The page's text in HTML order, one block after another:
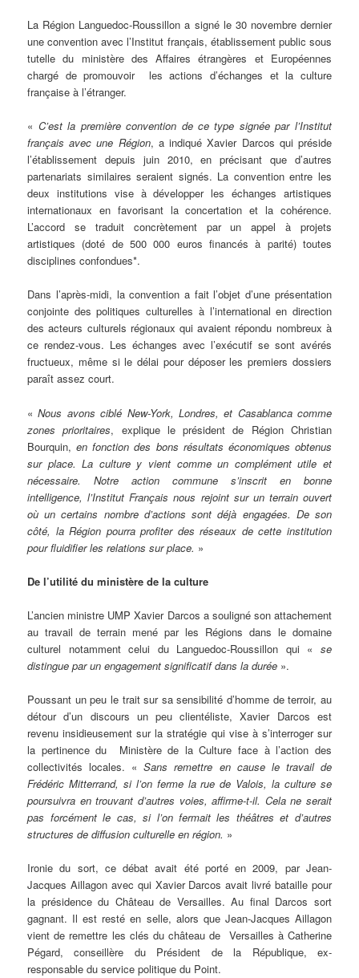
La Région Languedoc-Roussillon a signé le 30 novembre dernier
une convention avec l’Institut français, établissement public sous
tutelle du ministère des Affaires étrangères et Européennes
chargé de promouvoir les actions d’échanges et la culture
française à l’étranger.
« C’est la première convention de ce type signée par l’Institut
français avec une Région, a indiqué Xavier Darcos qui préside
l’établissement depuis juin 2010, en précisant que d’autres
partenariats similaires seraient signés. La convention entre les
deux institutions vise à développer les échanges artistiques
internationaux en favorisant la concertation et la cohérence.
L’accord se traduit concrètement par un appel à projets
artistiques (doté de 500 000 euros financés à parité) toutes
disciplines confondues*.
Dans l’après-midi, la convention a fait l’objet d’une présentation
conjointe des politiques culturelles à l’international en direction
des acteurs culturels régionaux qui avaient répondu nombreux à
ce rendez-vous. Les échanges avec l’exécutif se sont avérés
fructueux, même si le délai pour déposer les premiers dossiers
paraît assez court.
«Nous avons ciblé New-York, Londres, et Casablanca comme
zones prioritaires, explique le président de Région Christian
Bourquin,en fonction des bons résultats économiques obtenus
sur place. La culture y vient comme un complément utile et
nécessaire. Notre action commune s’inscrit en bonne
intelligence, l’Institut Français nous rejoint sur un terrain ouvert
où un certains nombre d’actions sont déjà engagées. De son
côté, la Région pourra profiter des réseaux de cette institution
pour fluidifier les relations sur place. »
De l’utilité du ministère de la culture
L’ancien ministre UMP Xavier Darcos a souligné son attachement
au travail de terrain mené par les Régions dans le domaine
culturel notamment celui du Languedoc-Roussillon qui « se
distingue par un engagement significatif dans la durée ».
Poussant un peu le trait sur sa sensibilité d’homme de terroir, au
détour d’un discours un peu clientéliste, Xavier Darcos est
revenu insidieusement sur la stratégie qui vise à s’interroger sur
la pertinence du Ministère de la Culture face à l’action des
collectivités locales. « Sans remettre en cause le travail de
Frédéric Mitterrand, si l’on ferme la rue de Valois, la culture se
poursuivra en trouvant d’autres voies, affirme-t-il. Cela ne serait
pas forcément le cas, si l’on fermait les théâtres et d’autres
structures de diffusion culturelle en région. »
Ironie du sort, ce débat avait été porté en 2009, par Jean-
Jacques Aillagon avec qui Xavier Darcos avait livré bataille pour
la présidence du Château de Versailles. Au final Darcos sort
gagnant. Il est resté en selle, alors que Jean-Jacques Aillagon
vient de remettre les clés du château de Versailles à Catherine
Pégard, conseillère du Président de la République, ex-
responsable du service politique du Point.